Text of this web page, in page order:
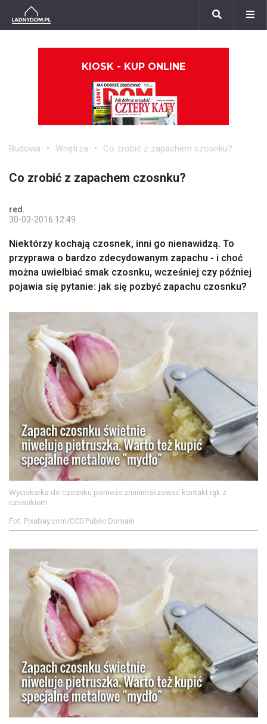
KIOSK - KUP ONLINE
Budowa Wnętrza Co zrobić z zapachem czosnku?
Co zrobić z zapachem czosnku?
red.
30-03-2016 12:49
Niektórzy kochają czosnek, inni go nienawidzą. To
przyprawa o bardzo zdecydowanym zapachu - i choć
można uwielbiać smak czosnku, wcześniej czy później
pojawia się pytanie: jak się pozbyć zapachu czosnku?
Wyciskarka do czosnku pomoże zminimalizować kontakt rąk z
czosnkiem
Fot. Pixabay.com/CC0 Public Domain